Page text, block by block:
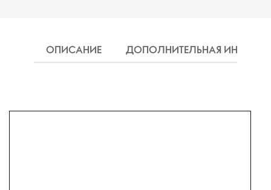
ОПИСАНИЕ ДОПОЛНИТЕЛЬНАЯ